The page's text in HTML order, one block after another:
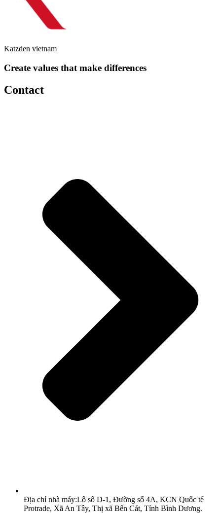
Katzden vietnam
Create values that make differences
Contact
Địa chỉ nhà máy:Lô số D-1, Đường số 4A, KCN Quốc tế
Protrade, Xã An Tây, Thị xã Bến Cát, Tỉnh Bình Dương.